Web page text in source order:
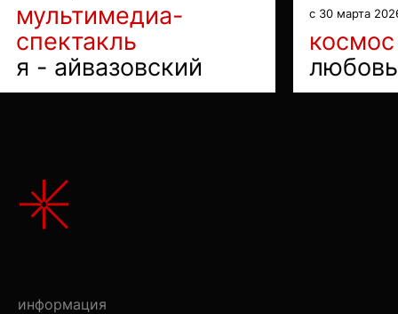
мультимедиа-
спектакль
я - айвазовский
с 30 марта
космос
любовь
информация